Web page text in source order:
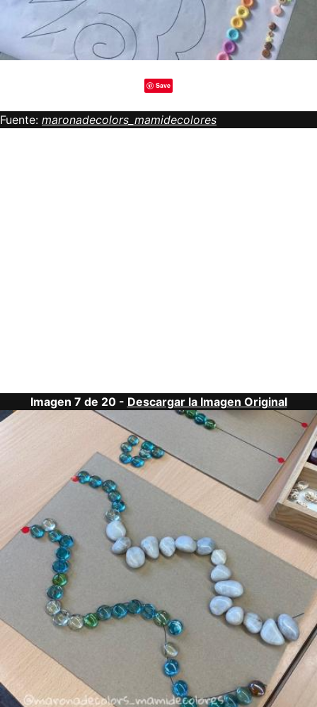
Save
Fuente: maronadecolors_mamidecolores
Imagen 7 de 20 - Descargar la Imagen Original